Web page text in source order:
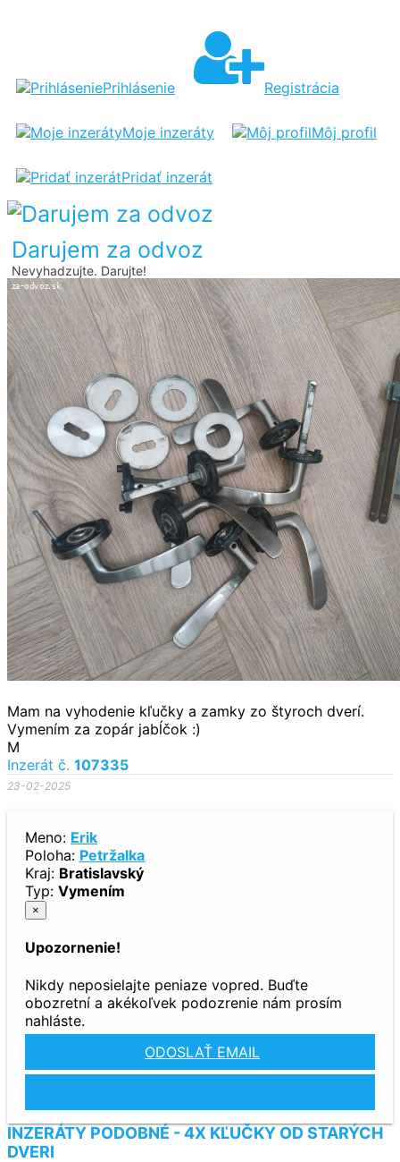
Prihlásenie Registrácia
Moje inzeráty Môj profil
Pridať inzerát
Darujem za odvoz
Nevyhadzujte. Darujte!
4X
KĽUČKY
OD
DVERI
Mam na vyhodenie kľučky a zamky zo štyroch dverí.
Vymením za zopár jabĺčok :)
M
Inzerát č. 107335
23-02-2025
Meno: Erik
Poloha: Petržalka
Kraj: Bratislavský
Typ: Vymením
×
Upozornenie!
Nikdy neposielajte peniaze vopred. Buďte
obozretní a akékoľvek podozrenie nám prosím
nahláste.
ODOSLAŤ EMAIL
INZERÁTY PODOBNÉ - 4X KĽUČKY OD STARÝCH
DVERI